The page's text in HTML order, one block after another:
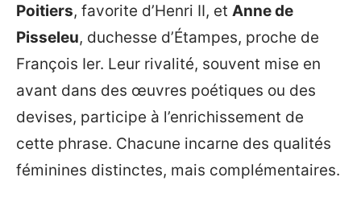
Poitiers, favorite d’Henri II, et Anne de
Pisseleu, duchesse d’Étampes, proche de
François Ier. Leur rivalité, souvent mise en
avant dans des œuvres poétiques ou des
devises, participe à l’enrichissement de
cette phrase. Chacune incarne des qualités
féminines distinctes, mais complémentaires.